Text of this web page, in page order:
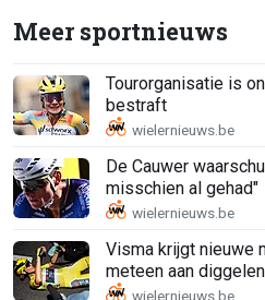
Meer sportnieuws
Tourorganisatie is
bestraft
De Cauwer
misschien al gehad"
Visma krijgt nieuwe
meteen aan diggelen